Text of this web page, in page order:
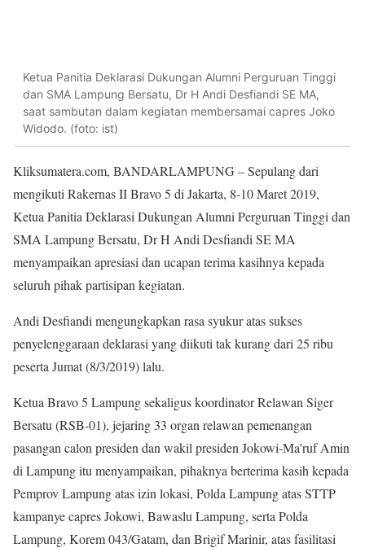
Ketua Panitia Deklarasi Dukungan Alumni Perguruan Tinggi
dan SMA Lampung Bersatu, Dr H Andi Desfiandi SE MA,
saat sambutan dalam kegiatan membersamai capres Joko
Widodo. (foto: ist)
Kliksumatera.com, BANDARLAMPUNG – Sepulang dari
mengikuti Rakernas II Bravo 5 di Jakarta, 8-10 Maret 2019,
Ketua Panitia Deklarasi Dukungan Alumni Perguruan Tinggi dan
SMA Lampung Bersatu, Dr H Andi Desfiandi SE MA
menyampaikan apresiasi dan ucapan terima kasihnya kepada
seluruh pihak partisipan kegiatan.
Andi Desfiandi mengungkapkan rasa syukur atas sukses
penyelenggaraan deklarasi yang diikuti tak kurang dari 25 ribu
peserta Jumat (8/3/2019) lalu.
Ketua Bravo 5 Lampung sekaligus koordinator Relawan Siger
Bersatu (RSB-01), jejaring 33 organ relawan pemenangan
pasangan calon presiden dan wakil presiden Jokowi-Ma’ruf Amin
di Lampung itu menyampaikan, pihaknya berterima kasih kepada
Pemprov Lampung atas izin lokasi, Polda Lampung atas STTP
kampanye capres Jokowi, Bawaslu Lampung, serta Polda
Lampung, Korem 043/Gatam, dan Brigif Marinir, atas fasilitasi